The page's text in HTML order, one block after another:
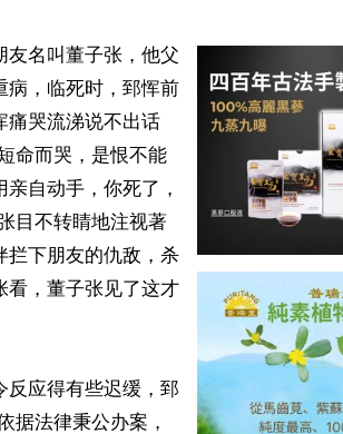
友名叫董子张，他父
病，临死时，郅恽前
痛哭流涕说不出话
命而哭，是恨不能
自动手，你死了，
目不转睛地注视著
拦下朋友的仇敌，杀
看，董子张见了这才
反应得有些迟缓，郅
据法律秉公办案，